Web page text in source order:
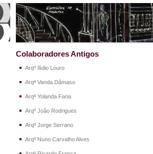
Colaboradores Antigos
Arqº Ilídio Louro
Arqª Vanda Dâmaso
Arqª Yolanda Faria
Arqº João Rodrigues
Arqº Jorge Serrano
Arqº Nuno Carvalho Alves